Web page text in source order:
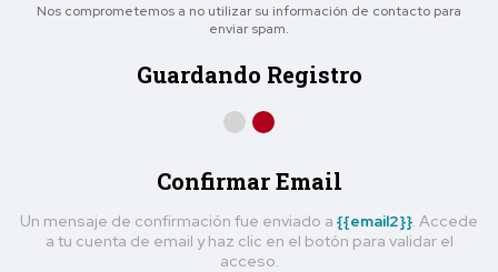
Nos comprometemos a no utilizar su información de contacto para
enviar spam.
Guardando Registro
Confirmar Email
Un mensaje de confirmación fue enviado a {{email2}} . Accede
a tu cuenta de email y haz clic en el botón para validar el
acceso.